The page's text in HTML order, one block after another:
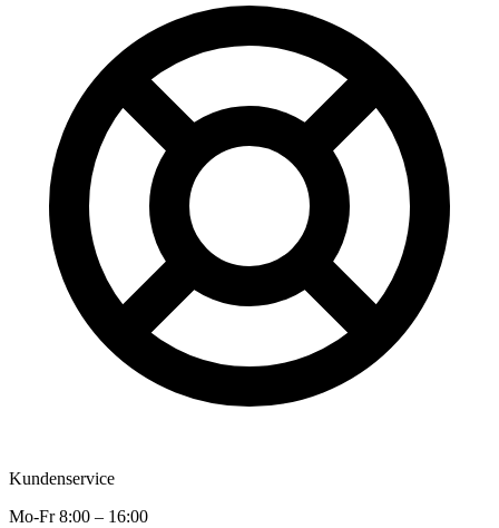
Kundenservice
Mo-Fr 8:00 – 16:00